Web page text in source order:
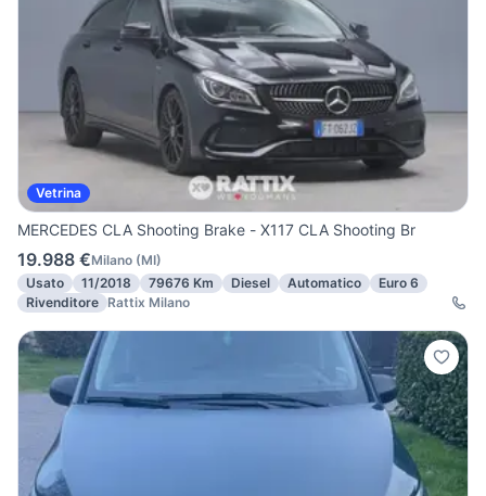
Vetrina
MERCEDES CLA Shooting Brake - X117 CLA Shooting Br
19.988 €Milano (MI)
Usato
11/2018 79676 Km Diesel Automatico
Euro 6
Rivenditore Rattix Milano